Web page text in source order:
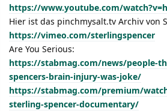
https://www.youtube.com/
Hier ist das pinchmysalt.tv Archiv von
https://vimeo.com/sterlingspencer
Are You Serious:
https://stabmag.com/news/people-
spencers-brain-injury-was-joke/
https://stabmag.com/premium/
sterling-spencer-documentary/